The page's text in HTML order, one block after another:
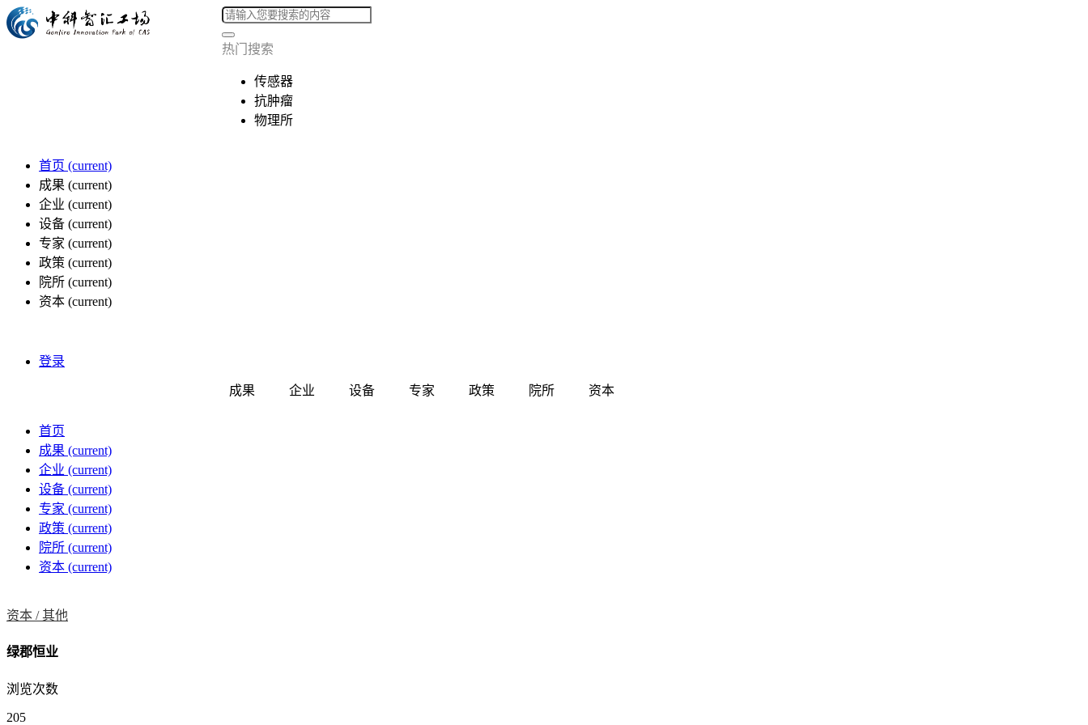
热门搜索
传感器
抗肿瘤
物理所
首页 (current)
成果 (current)
企业 (current)
设备 (current)
专家 (current)
政策 (current)
院所 (current)
资本 (current)
登录
成果 企业 设备 专家 政策 院所 资本
首页
成果 (current)
企业 (current)
设备 (current)
专家 (current)
政策 (current)
院所 (current)
资本 (current)
资本 /其他
绿郡恒业
浏览次数
205